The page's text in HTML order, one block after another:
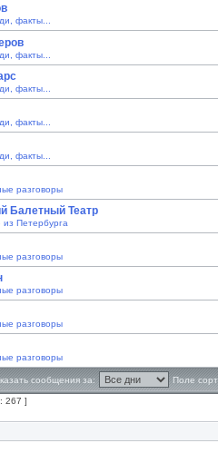
факты...
факты...
факты...
факты...
факты...
разговоры
Балетный Театр
Петербурга
разговоры
разговоры
разговоры
разговоры
сообщения за: Поле
267 ]